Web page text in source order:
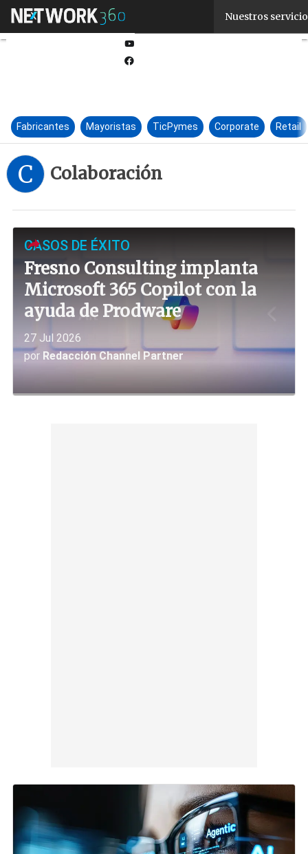
Nuestros
Fabricantes Mayoristas TicPymes Corporate Retail
C Colaboración
CASOS DE ÉXITO
Fresno Consulting implanta
Microsoft 365 Copilot con la
ayuda de Prodware
27 Jul 2026
por Redacción Channel Partner